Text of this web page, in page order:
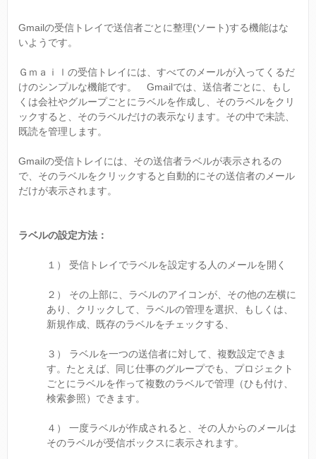
Gmailの受信トレイで送信者ごとに整理(ソート)する機能はな
いようです。
Ｇｍａｉｌの受信トレイには、すべてのメールが入ってくるだ
けのシンプルな機能です。 Gmailでは、送信者ごとに、もし
くは会社やグループごとにラベルを作成し、そのラベルをクリ
ックすると、そのラベルだけの表示なります。その中で未読、
既読を管理します。
Gmailの受信トレイには、その送信者ラベルが表示されるの
で、そのラベルをクリックすると自動的にその送信者のメール
だけが表示されます。
ラベルの設定方法：
１） 受信トレイでラベルを設定する人のメールを開く
２） その上部に、ラベルのアイコンが、その他の左横に
あり、クリックして、ラベルの管理を選択、もしくは、
新規作成、既存のラベルをチェックする、
３） ラベルを一つの送信者に対して、複数設定できま
す。たとえば、同じ仕事のグループでも、プロジェクト
ごとにラベルを作って複数のラベルで管理（ひも付け、
検索参照）できます。
４） 一度ラベルが作成されると、その人からのメールは
そのラベルが受信ボックスに表示されます。